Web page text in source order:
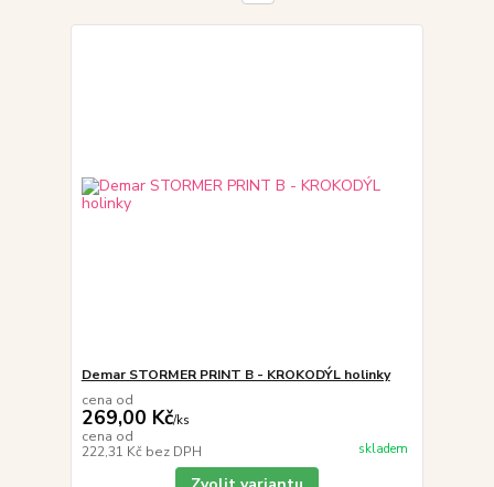
Demar STORMER PRINT B - KROKODÝL holinky
cena od
269,00 Kč/ks
cena od
222,31 Kč bez DPH skladem